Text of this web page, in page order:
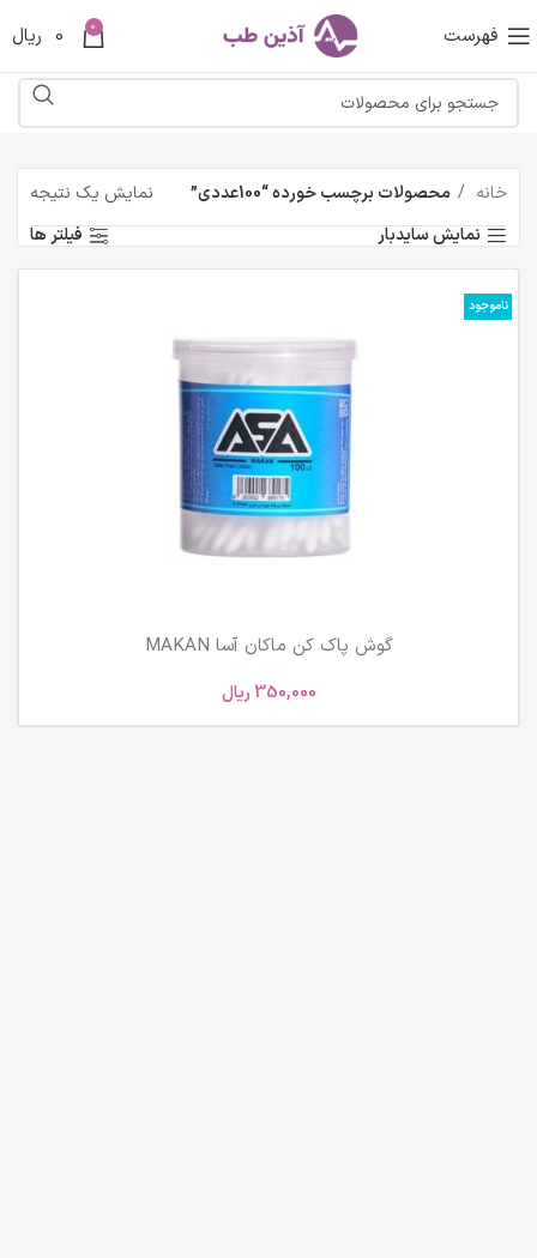
فهرست 0
0 ریال
خانه محصولات برچسب خورده “100عددی”
نمایش یک نتیجه
نمایش سایدبار
فیلتر ها
ناموجود
گوش پاک کن ماکان آسا MAKAN
350,000 ریال